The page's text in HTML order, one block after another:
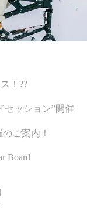
！??
セッション”開催
ご案内！
Board